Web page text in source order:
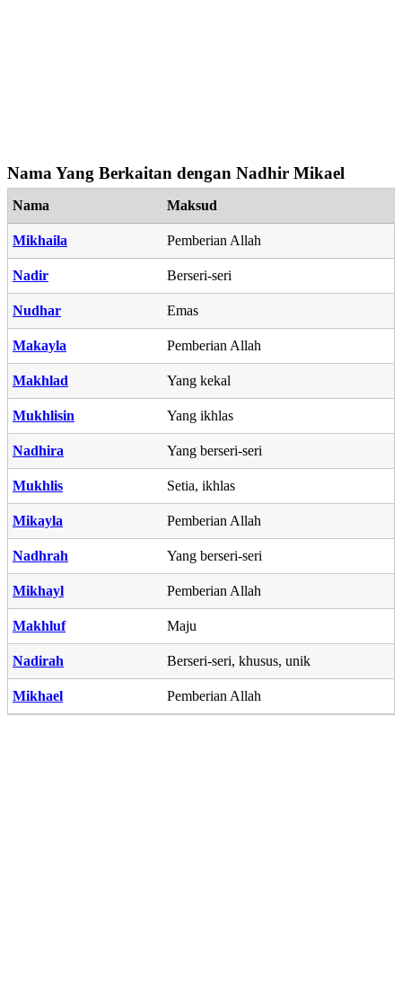
Nama Yang Berkaitan dengan Nadhir Mikael
Nama Maksud
Mikhaila Pemberian Allah
Nadir Berseri-seri
Nudhar Emas
Makayla Pemberian Allah
Makhlad Yang kekal
Mukhlisin Yang ikhlas
Nadhira Yang berseri-seri
Mukhlis Setia, ikhlas
Mikayla Pemberian Allah
Nadhrah Yang berseri-seri
Mikhayl Pemberian Allah
Makhluf Maju
Nadirah Berseri-seri, khusus, unik
Mikhael Pemberian Allah